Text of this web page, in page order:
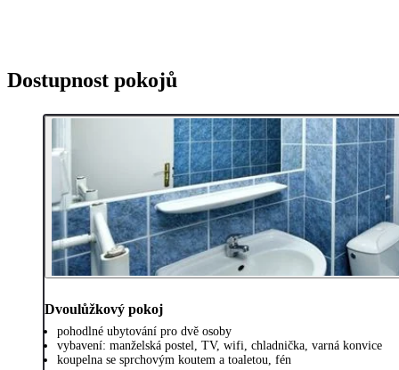
Dostupnost pokojů
Dvoulůžkový pokoj
pohodlné ubytování pro dvě osoby
vybavení: manželská postel, TV, wifi, chladnička, varná konvice
koupelna se sprchovým koutem a toaletou, fén